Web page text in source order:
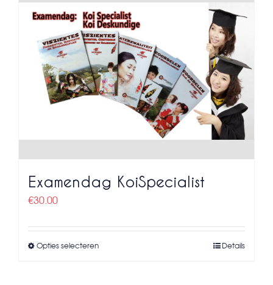
variaties.
Deze
optie
kan
gekozen
worden
Examendag KoiSpecialist
€30.00
Opties selecterenDit
Details